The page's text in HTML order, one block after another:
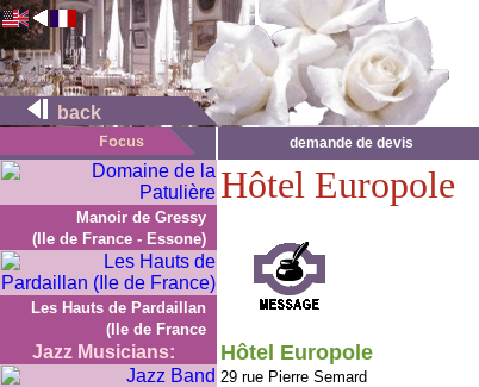
back
demande de devis
Manoir de Gressy
(Ile de France - Essone)
Les Hauts de Pardaillan
(Ile de France
Jazz Musicians:
Hôtel Europole
Hôtel Europole
29 rue Pierre Semard